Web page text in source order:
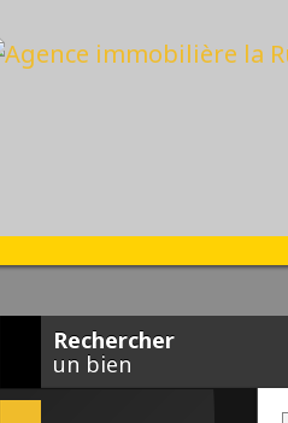
Rechercher
un bien